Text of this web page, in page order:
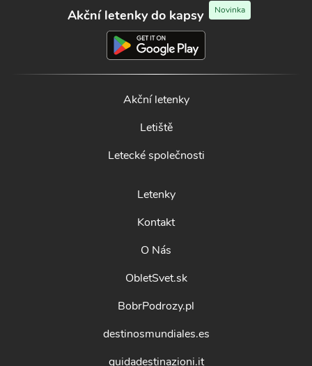
Akční letenky do kapsy Novinka
Akční letenky
Letiště
Letecké společnosti
Letenky
Kontakt
O Nás
ObletSvet.sk
BobrPodrozy.pl
destinosmundiales.es
guidadestinazioni.it